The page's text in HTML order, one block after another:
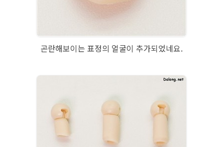
곤란해보이는 표정의 얼굴이 추가되었네요.